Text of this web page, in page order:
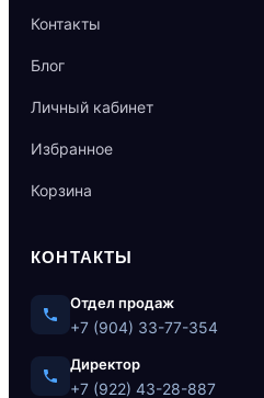
Контакты
Блог
Личный кабинет
Избранное
Корзина
КОНТАКТЫ
Отдел продаж
+7 (904) 33-77-354
Директор
+7 (922) 43-28-887